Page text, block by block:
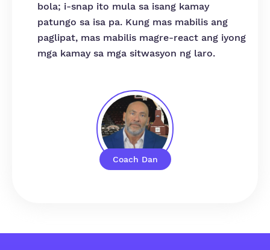
Coach Dan
bola; i-snap ito mula sa isang kamay
patungo sa isa pa. Kung mas mabilis ang
paglipat, mas mabilis magre-react ang iyong
mga kamay sa mga sitwasyon ng laro.